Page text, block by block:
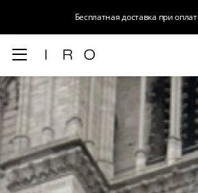
Бесплатная доставка при